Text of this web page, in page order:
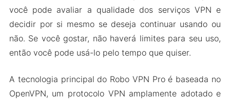
você pode avaliar a qualidade dos serviços VPN e
decidir por si mesmo se deseja continuar usando ou
não. Se você gostar, não haverá limites para seu uso,
então você pode usá-lo pelo tempo que quiser.
A tecnologia principal do Robo VPN Pro é baseada no
OpenVPN, um protocolo VPN amplamente adotado e